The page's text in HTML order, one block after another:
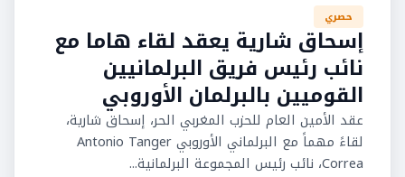
حصري
إسحاق شارية يعقد لقاء هاما مع
نائب رئيس فريق البرلمانيين
القوميين بالبرلمان الأوروبي
عقد الأمين العام للحزب المغربي الحر، إسحاق شارية،
لقاءً مهماً مع البرلماني الأوروبي Antonio Tanger
Correa، نائب رئيس المجموعة البرلمانية...